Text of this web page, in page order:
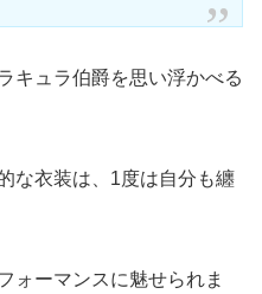
キュラ伯爵を思い浮かべる
な衣装は、1度は自分も纏
ォーマンスに魅せられま